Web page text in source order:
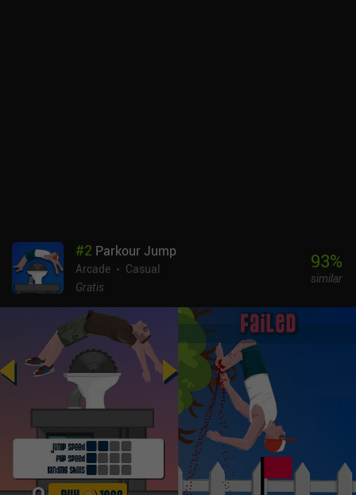
#2 Parkour Jump
Arcade
Casual
Gratis
93%
similar